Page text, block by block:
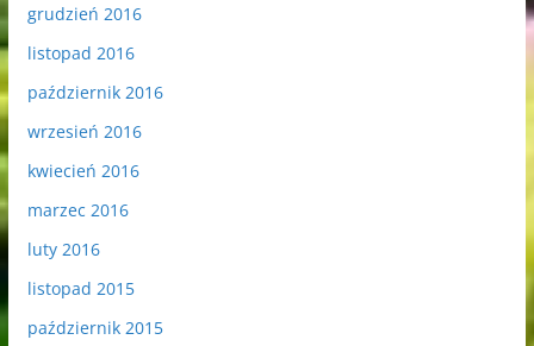
grudzień 2016
listopad 2016
październik 2016
wrzesień 2016
kwiecień 2016
marzec 2016
luty 2016
listopad 2015
październik 2015